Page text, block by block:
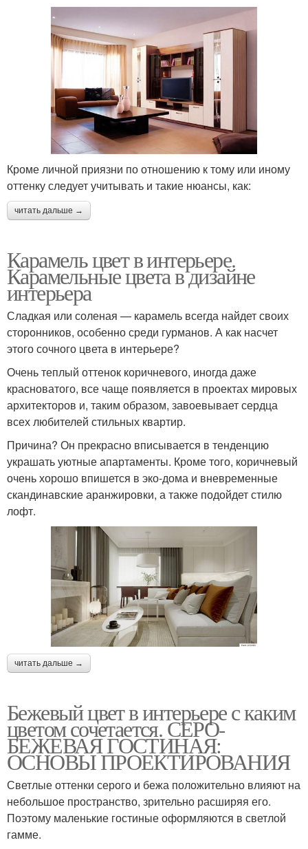
Кроме личной приязни по отношению к тому или иному
оттенку следует учитывать и такие нюансы, как:
читать дальше →
Карамель цвет в интерьере.
Карамельные цвета в дизайне
интерьера
Сладкая или соленая — карамель всегда найдет своих
сторонников, особенно среди гурманов. А как насчет
этого сочного цвета в интерьере?
Очень теплый оттенок коричневого, иногда даже
красноватого, все чаще появляется в проектах мировых
архитекторов и, таким образом, завоевывает сердца
всех любителей стильных квартир.
Причина? Он прекрасно вписывается в тенденцию
украшать уютные апартаменты. Кроме того, коричневый
очень хорошо впишется в эко-дома и вневременные
скандинавские аранжировки, а также подойдет стилю
лофт.
читать дальше →
Бежевый цвет в интерьере с каким
цветом сочетается. СЕРО-
БЕЖЕВАЯ ГОСТИНАЯ:
ОСНОВЫ ПРОЕКТИРОВАНИЯ
Светлые оттенки серого и бежа положительно влияют на
небольшое пространство, зрительно расширяя его.
Поэтому маленькие гостиные оформляются в светлой
гамме.